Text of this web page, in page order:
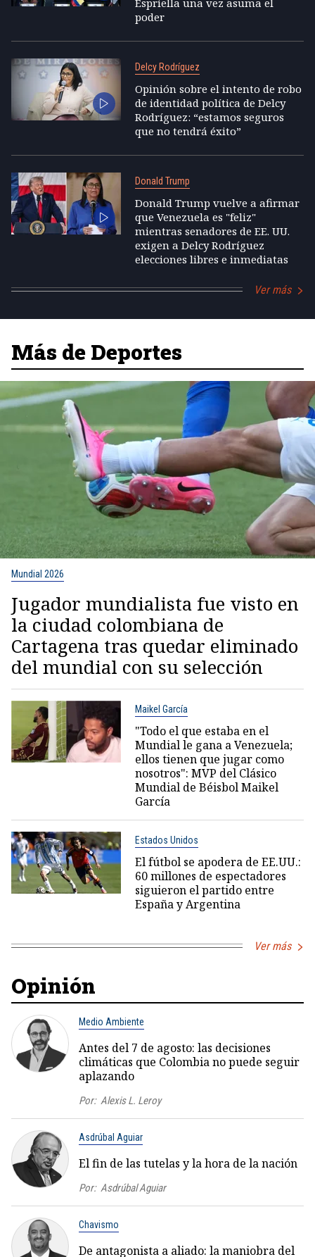
poder
Delcy Rodríguez
Opinión sobre el intento de robo
de identidad política de Delcy
Rodríguez: “estamos seguros
que no tendrá éxito”
Donald Trump
Donald Trump vuelve a afirmar
que Venezuela es "feliz"
mientras senadores de EE. UU.
exigen a Delcy Rodríguez
elecciones libres e inmediatas
Ver más
Más de Deportes
Mundial 2026
Jugador mundialista fue visto en
la ciudad colombiana de
Cartagena tras quedar eliminado
del mundial con su selección
Maikel García
"Todo el que estaba en el
Mundial le gana a Venezuela;
ellos tienen que jugar como
nosotros": MVP del Clásico
Mundial de Béisbol Maikel
García
Estados Unidos
El fútbol se apodera de EE.UU.:
60 millones de espectadores
siguieron el partido entre
España y Argentina
Ver más
Opinión
Medio Ambiente
Antes del 7 de agosto: las decisiones
climáticas que Colombia no puede seguir
aplazando
Por: Alexis L. Leroy
Asdrúbal Aguiar
El fin de las tutelas y la hora de la nación
Por: Asdrúbal Aguiar
Chavismo
De antagonista a aliado: la maniobra del